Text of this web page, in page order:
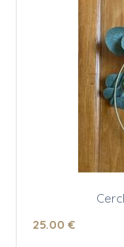
25.00 €